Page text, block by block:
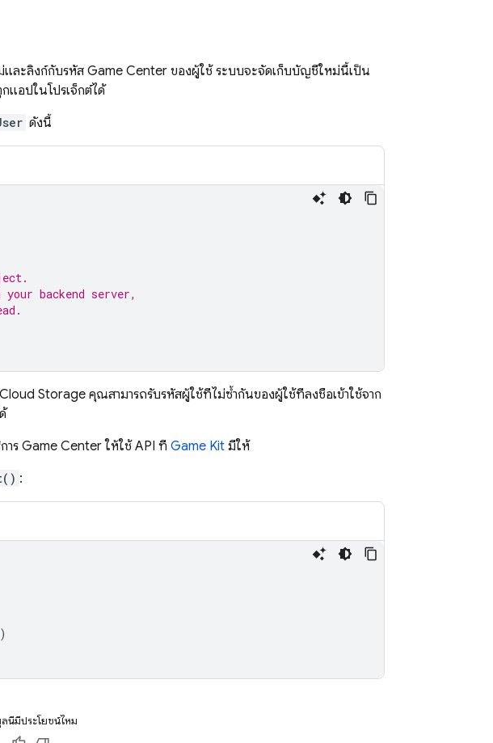
และลิงก์กับรหัส Game Center ของผู้ใช้ ระบบจะจัดเก็บบัญชีใหม่นี้เป็น
แอปในโปรเจ็กต์ได้
ดังนี้
backend server,
Storage คุณสามารถรับรหัสผู้ใช้ที่ไม่ซ้ำกันของผู้ใช้ที่ลงชื่อเข้าใช้จาก
าร Game Center ให้ใช้ API ที่ Game Kit มีให้
:
)
นี้มีประโยชน์ไหม